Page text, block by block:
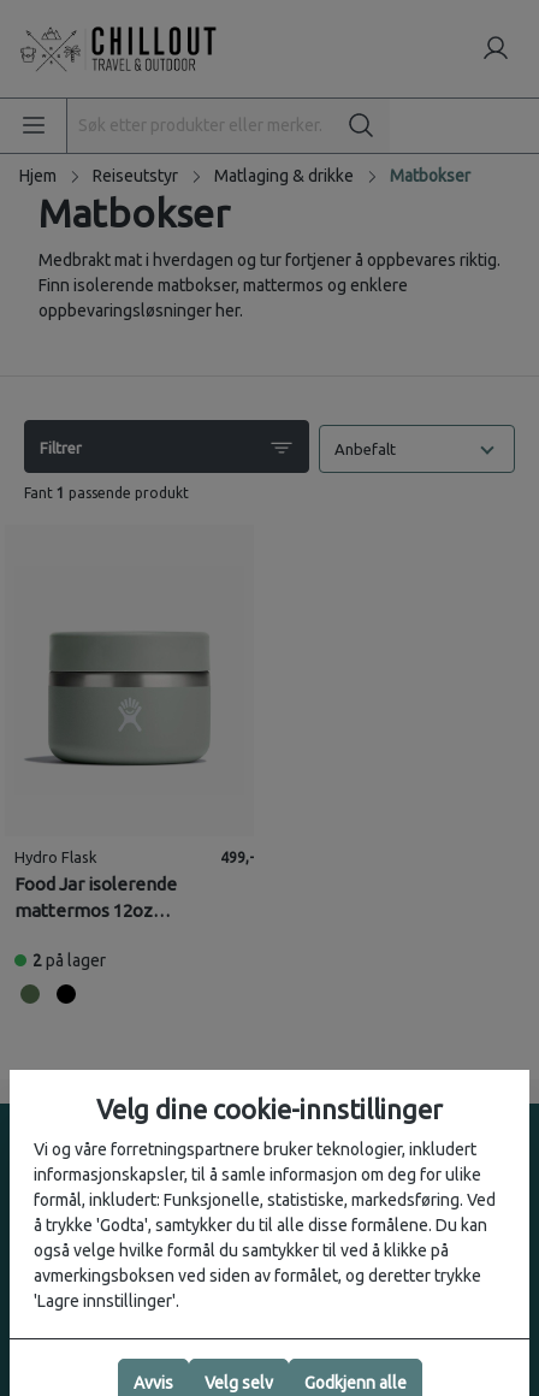
Hjem Reiseutstyr Matlaging & drikke Matbokser
Matbokser
Medbrakt mat i hverdagen og tur fortjener å oppbevares riktig.
Finn isolerende matbokser, mattermos og enklere
oppbevaringsløsninger her.
Filtrer Anbefalt
Fant 1 passende produkt
Hydro Flask
Food Jar isolerende
mattermos 12oz
499,-
2på lager
Velg dine cookie-innstillinger
Vi og våre forretningspartnere bruker teknologier, inkludert
informasjonskapsler, til å samle informasjon om deg for ulike
formål, inkludert: Funksjonelle, statistiske, markedsføring. Ved
å trykke 'Godta', samtykker du til alle disse formålene. Du kan
også velge hvilke formål du samtykker til ved å klikke på
avmerkingsboksen ved siden av formålet, og deretter trykke
'Lagre innstillinger'.
Avvis Velg selv Godkjenn alle